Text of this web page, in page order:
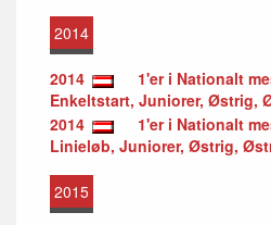
2014
2014
1'er i Nationalt
Enkeltstart, Juniorer, Østrig,
2014
1'er i Nationalt
Linieløb, Juniorer, Østrig,
2015